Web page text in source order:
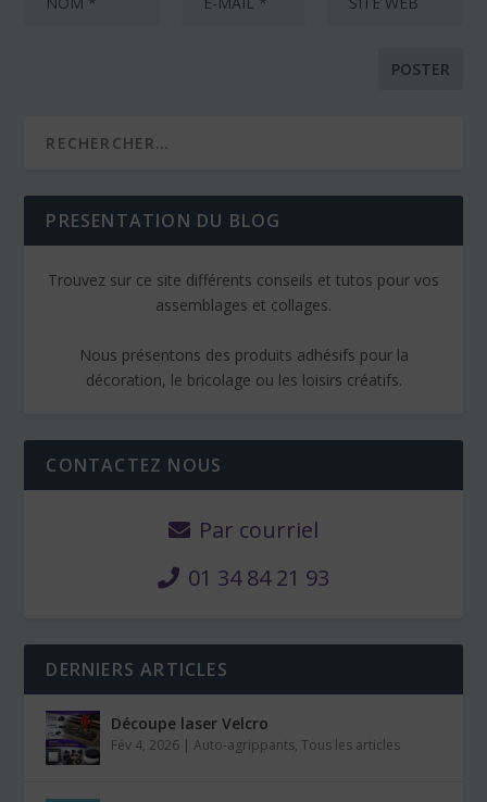
PRESENTATION DU BLOG
Trouvez sur ce site différents conseils et tutos pour vos
assemblages et collages.
Nous présentons des produits adhésifs pour la
décoration, le bricolage ou les loisirs créatifs.
CONTACTEZ NOUS
Par courriel
01 34 84 21 93
DERNIERS ARTICLES
Découpe laser Velcro
Fév 4, 2026 |Auto-agrippants,Tous les articles